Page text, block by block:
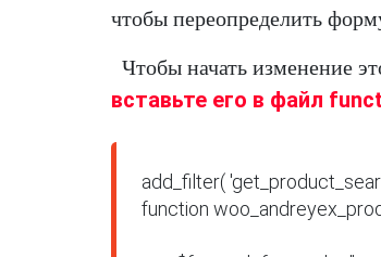
чтобы переопределить
Чтобы начать изменение
вставьте его в файл
add_filter(
function